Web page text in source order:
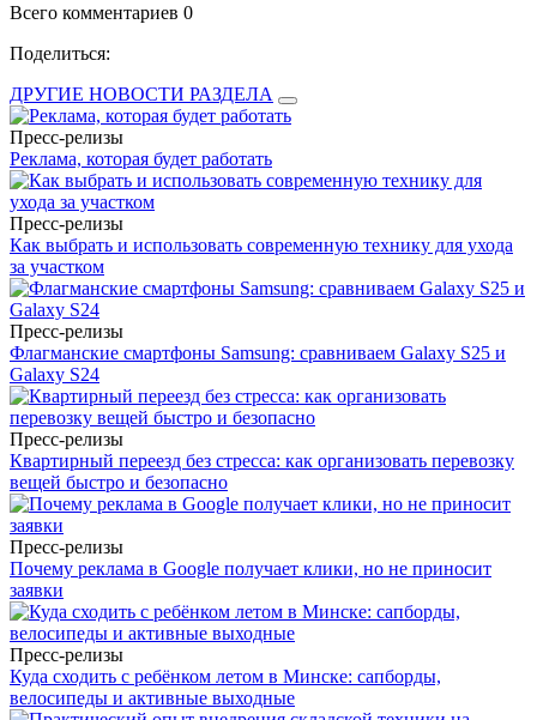
Всего комментариев 0
Поделиться:
ДРУГИЕ НОВОСТИ РАЗДЕЛА
Пресс-релизы
Реклама, которая будет работать
Пресс-релизы
Как выбрать и использовать современную технику для ухода
за участком
Пресс-релизы
Флагманские смартфоны Samsung: сравниваем Galaxy S25 и
Galaxy S24
Пресс-релизы
Квартирный переезд без стресса: как организовать перевозку
вещей быстро и безопасно
Пресс-релизы
Почему реклама в Google получает клики, но не приносит
заявки
Пресс-релизы
Куда сходить с ребёнком летом в Минске: сапборды,
велосипеды и активные выходные